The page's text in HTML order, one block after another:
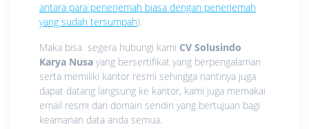
antara para penerjemah biasa dengan penerjemah
yang sudah tersumpah).
Maka bisa segera hubungi kami CV Solusindo
Karya Nusa yang bersertifikat yang berpengalaman
serta memiliki kantor resmi sehingga nantinya juga
dapat datang langsung ke kantor, kami juga memakai
email resmi dari domain sendiri yang bertujuan bagi
keamanan data anda semua.